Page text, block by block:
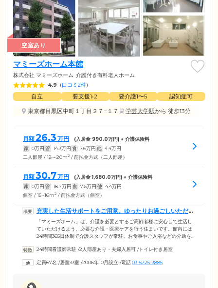
空室あり
マミーズホーム本館
株式会社 マミーズホーム 介護付き有料老人ホーム
4.9 (口コミ2件)
自立 要支援1•2 要介護1〜5
認知症可
東京都目黒区中町１丁目２７−１７
学芸大学駅から 徒歩13分
月額26.3 万円 (入居金 990.0万円) + 介護保険料
家 0万円 管 14.3万円 食 7.6万円 他 4.4万円
二人部屋 / 18～20m2 / 前払金方式（二人部屋）
月額30.7万円 (入居金1,680.0万円) + 介護保険料
家 0万円 管 18.7万円 食 7.6万円 他 4.4万円
個室 / 15~16m2 / 前払金方式（個室）
充実した生活サポートをご用意。ゆったりお過ごしいただけ
るホームです
「マミーズホーム」は、介護を必要とするご高齢者様に安心して生活し
ていただけるよう、必要な介護・医療ケアを行う住まいです。館内には
24時間365日体制で介護スタッフが常駐。お食事やご入浴などの介助をは
活の細かなサポートも対応可能です。夜間の安否確認も実施しておりま
だけるよう居室は全てトイレ・洗面台完備の個室をご用意しました。ご
24時間看護師常駐 /2人部屋あり・夫婦入居可 /トイレ付き居室
定員67名 /居室33室 /2006年10月設立 /電話03-5725-3885